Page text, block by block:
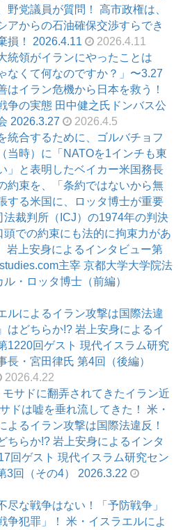
野党議員が質問！ 高市政権は、
アからの石油確保交渉すらでき
損！ 2026.4.11
2026.4.11
統領がイランにやったことは
なくて何なのですか？」〜3.27
はイラン危機から日本を救う！
争の実態 田中健之氏ドンバス公
2026.3.27
2026.4.5
統合するために、ゴルバチョフ
当時）に「NATOを1インチも東
」と表明したベイカー米国務長
約束を、「条約ではないから無
する米国に、ロッタ博士が重要
裁判所（ICJ）の1974年の判決
での約束にも法的に拘束力があ
岩上安身によるインタビュー第
主宰 京都大学大学院法
・ロッタ博士（前編）
ルによるイラン攻撃は国際法違
はどちらか!? 岩上安身によるイ
1220回ゲスト 現代イスラム研究
長・宮田律氏 第4回（後編）
2026.4.22
サドに翻弄されてきたイラン近
ドは嘘を垂れ流してきた！ 米・
よるイラン攻撃は国際法違反！
ちらか!? 岩上安身によるインタ
回ゲスト 現代イスラム研究セン
3回（その4） 2026.3.22
尽な戦争はない！「予防戦争」
争犯罪」！ 米・イスラエルによ